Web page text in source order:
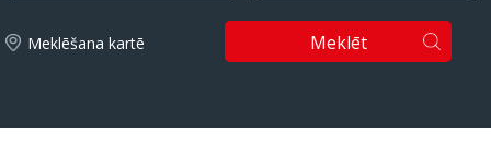
Meklēšana kartē Meklēt